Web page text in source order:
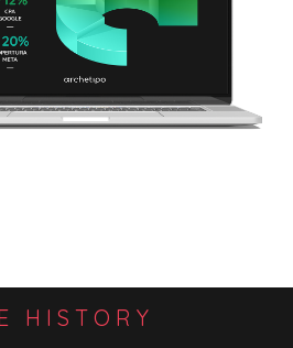
HISTORY